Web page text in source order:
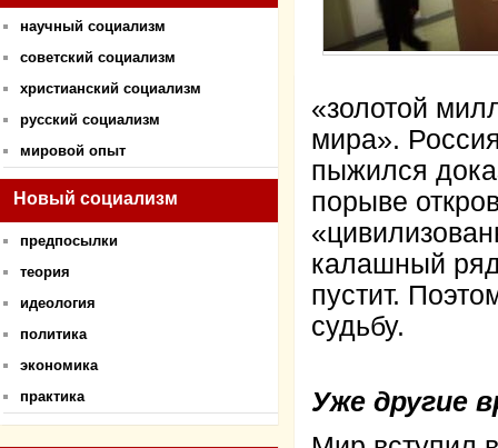
научный социализм
советский социализм
христианский социализм
русский социализм
мировой опыт
Новый социализм
предпосылки
теория
идеология
политика
экономика
практика
«золотой
мира».
пыжился
порыве
калашный
пустит.
судьбу.
Уже другие